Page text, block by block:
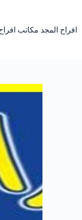
افراح المجد مكاتب